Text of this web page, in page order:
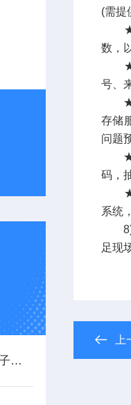
奶粉乳品成份分析仪哪个牌子好【2023推荐品牌】乳品中蛋白质含量检测仪
(需提
★数
数，
★项
号、
★数
存储
问题
★自
码，
★系
系统
8)仪
足现